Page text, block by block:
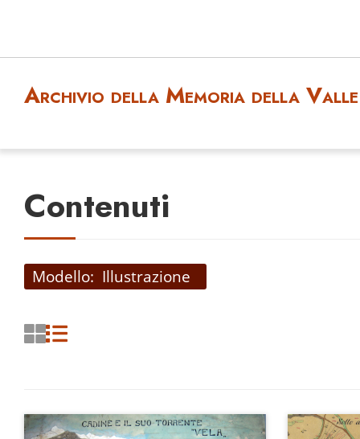
Archivio della Memoria della Valle
Contenuti
Modello Illustrazione